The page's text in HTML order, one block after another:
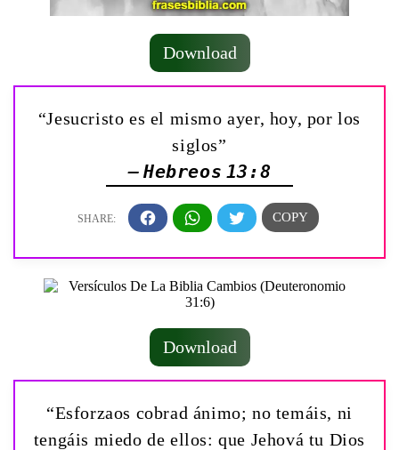
Download
“Jesucristo es el mismo ayer, hoy, por los
siglos”
— Hebreos 13:8
Download
“Esforzaos cobrad ánimo; no temáis, ni
tengáis miedo de ellos: que Jehová tu Dios